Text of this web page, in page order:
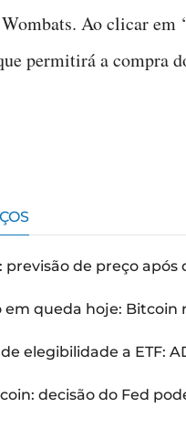
Ao clicar em
permitirá a compra
previsão de preço
queda hoje: Bitcoin
elegibilidade a ETF:
decisão do Fed